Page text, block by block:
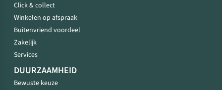
Click & collect
Winkelen op afspraak
Buitenvriend voordeel
Zakelijk
Services
DUURZAAMHEID
Bewuste keuze